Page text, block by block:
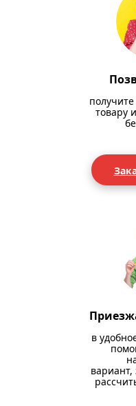
товару
в
вариант,